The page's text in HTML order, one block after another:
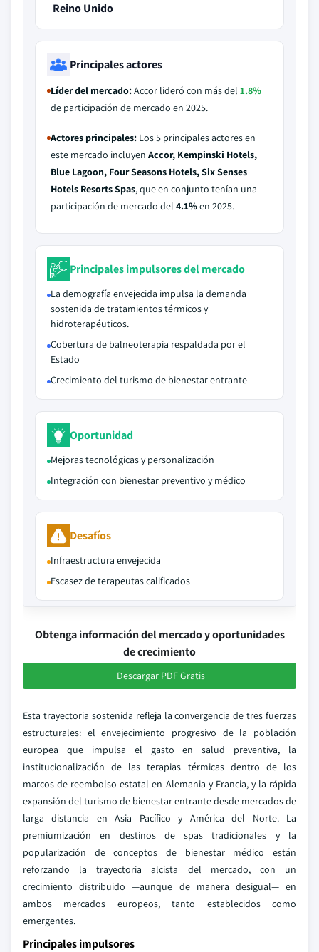
Reino Unido
Principales actores
Líder del mercado:Accor lideró con más del 1.8%
de participación de mercado en 2025.
Actores principales: Los 5 principales actores en
este mercado incluyen Accor, Kempinski Hotels,
Blue Lagoon, Four Seasons Hotels, Six Senses
Hotels Resorts Spas, que en conjunto tenían una
participación de mercado del 4.1%en 2025.
Principales impulsores del mercado
La demografía envejecida impulsa la demanda
sostenida de tratamientos térmicos y
hidroterapéuticos.
Cobertura de balneoterapia respaldada por el
Estado
Crecimiento del turismo de bienestar entrante
Oportunidad
Mejoras tecnológicas y personalización
Integración con bienestar preventivo y médico
Desafíos
Infraestructura envejecida
Escasez de terapeutas calificados
Obtenga información del mercado y oportunidades
de crecimiento
Descargar PDF Gratis
Esta trayectoria sostenida refleja la convergencia de tres fuerzas
estructurales: el envejecimiento progresivo de la población
europea que impulsa el gasto en salud preventiva, la
institucionalización de las terapias térmicas dentro de los
marcos de reembolso estatal en Alemania y Francia, y la rápida
expansión del turismo de bienestar entrante desde mercados de
larga distancia en Asia Pacífico y América del Norte. La
premiumización en destinos de spas tradicionales y la
popularización de conceptos de bienestar médico están
reforzando la trayectoria alcista del mercado, con un
crecimiento distribuido —aunque de manera desigual— en
ambos mercados europeos, tanto establecidos como
emergentes.
Principales impulsores